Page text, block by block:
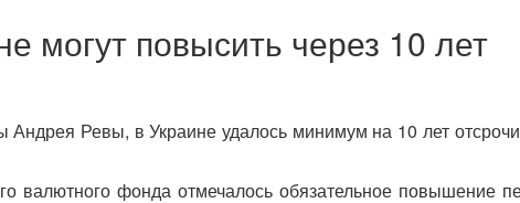
могут повысить через 10 лет
Ревы, в Украине удалось минимум на 10 лет
валютного фонда отмечалось обязательное повышение